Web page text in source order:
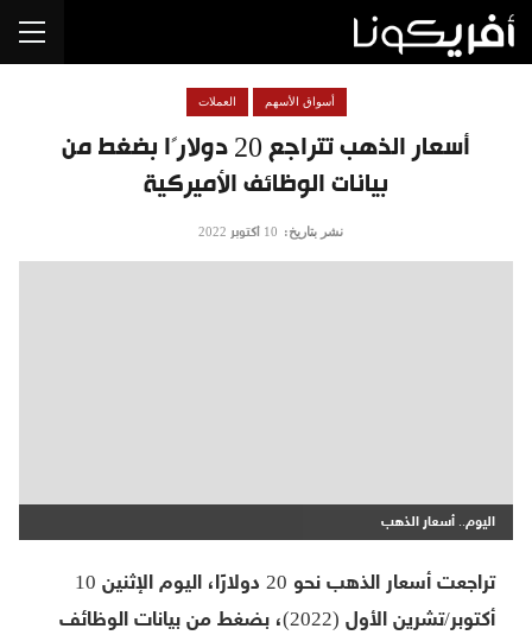
أسعار الذهب تتراجع 20 دولارًا بضغط من
بيانات الوظائف الأميركية
أسواق الأسهم العملات
نشر بتاريخ: 10 أكتوبر 2022
اليوم.. أسعار الذهب
تراجعت أسعار الذهب نحو 20 دولارًا، اليوم الإثنين 10
أكتوبر/تشرين الأول (2022)، بضغط من بيانات الوظائف